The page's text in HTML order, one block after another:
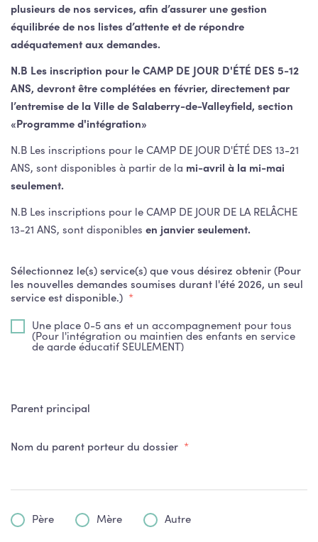
plusieurs de nos services, afin d’assurer une gestion
équilibrée de nos listes d’attente et de répondre
adéquatement aux demandes.
N.B Les inscription pour le CAMP DE JOUR D'ÉTÉ DES 5-12
ANS, devront être complétées en février, directement par
l’entremise de laVille de Salaberry-de-Valleyfield, section
«Programme d'intégration»
N.B Les inscriptions pour le CAMP DE JOUR D'ÉTÉ DES 13-21
ANS, sont disponibles à partir de la mi-avril à la mi-mai
seulement.
N.B Les inscriptions pour le CAMP DE JOUR DE LA RELÂCHE
13-21 ANS, sont disponibles en janvier seulement.
Sélectionnez le(s) service(s) que vous désirez obtenir (Pour
les nouvelles demandes soumises durant l'été 2026, un seul
service est disponible.) *
Une place 0-5 ans et un accompagnement pour tous
(Pour l'intégration ou maintien des enfants en service
de garde éducatif SEULEMENT)
Parent principal
Nom du parent porteur du dossier *
* Père Mère Autre